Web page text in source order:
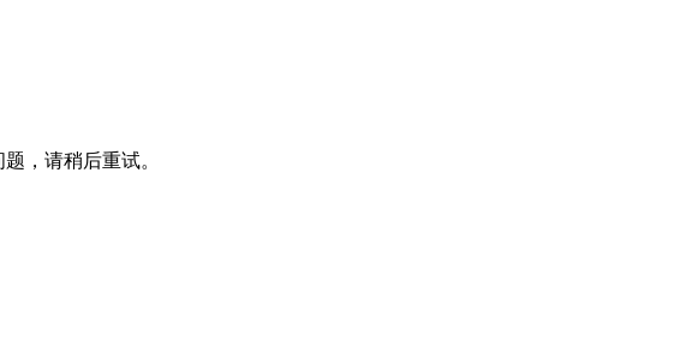
，请稍后重试。